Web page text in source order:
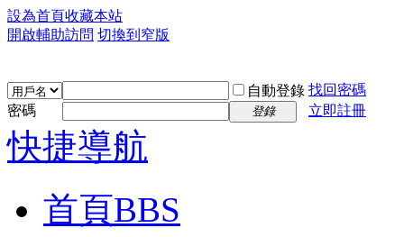
設為首頁收藏本站
開啟輔助訪問 切換到窄版
自動登錄 找回密碼
密碼
登錄 立即註冊
快捷導航
首頁BBS